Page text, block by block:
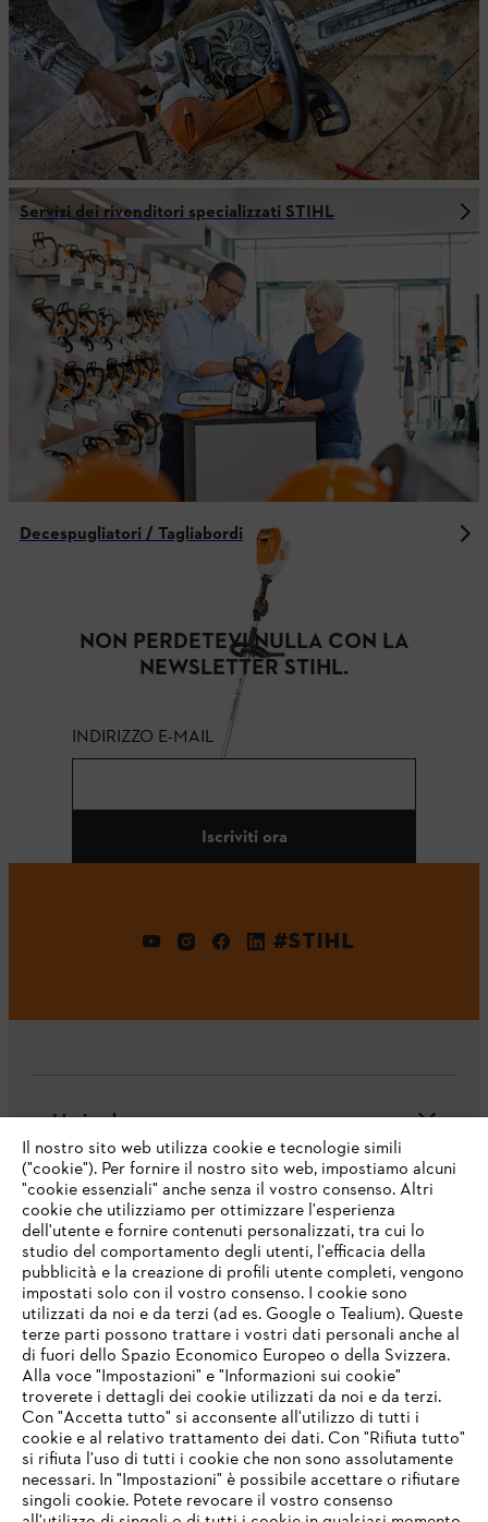
Servizi dei rivenditori specializzati STIHL
Decespugliatori / Tagliabordi
NON PERDETEVI NULLA CON LA
NEWSLETTER STIHL.
INDIRIZZO E-MAIL
Iscriviti ora
#STIHL
L'azienda
Domande frequenti
Assistenza
Protezione dati Nota legale Cookies
Informazioni legali
IHR BROWSER WIRD NICHT
UNTERSTÜTZT
Sie nutzen einen Browser, den wir noch nicht unterstützen. Für
eine optimale Nutzung unserer Seite empfehlen wir Ihnen, zu
einem der folgenden Browser zu wechseln:
Il nostro sito web utilizza cookie e tecnologie simili
("cookie"). Per fornire il nostro sito web, impostiamo alcuni
"cookie essenziali" anche senza il vostro consenso. Altri
cookie che utilizziamo per ottimizzare l'esperienza
dell'utente e fornire contenuti personalizzati, tra cui lo
studio del comportamento degli utenti, l'efficacia della
pubblicità e la creazione di profili utente completi, vengono
impostati solo con il vostro consenso. I cookie sono
utilizzati da noi e da terzi (ad es. Google o Tealium). Queste
terze parti possono trattare i vostri dati personali anche al
di fuori dello Spazio Economico Europeo o della Svizzera.
Alla voce "Impostazioni" e "Informazioni sui cookie"
troverete i dettagli dei cookie utilizzati da noi e da terzi.
Con "Accetta tutto" si acconsente all'utilizzo di tutti i
cookie e al relativo trattamento dei dati. Con "Rifiuta tutto"
si rifiuta l'uso di tutti i cookie che non sono assolutamente
necessari. In "Impostazioni" è possibile accettare o rifiutare
singoli cookie. Potete revocare il vostro consenso